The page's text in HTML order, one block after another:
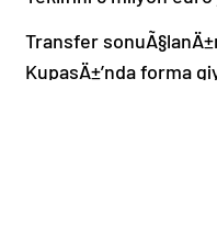
Transfer
KupasÄ±’nda forma